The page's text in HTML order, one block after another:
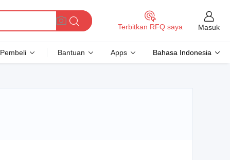
Terbitkan RFQ saya Masuk
Pembeli Bantuan Apps Bahasa Indonesia